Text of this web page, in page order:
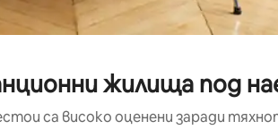
жилища под
са високо оценени заради